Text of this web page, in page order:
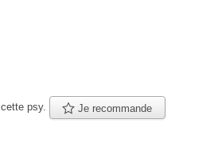
cette psy. Je recommande